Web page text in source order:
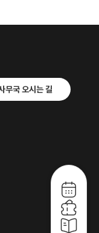
무국 오시는 길